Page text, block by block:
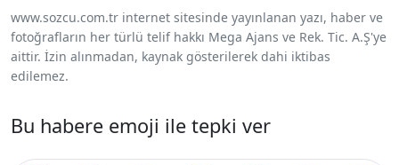
www.sozcu.com.tr internet sitesinde yayınlanan yazı, haber ve
fotoğrafların her türlü telif hakkı Mega Ajans ve Rek. Tic. A.Ş'ye
aittir. İzin alınmadan, kaynak gösterilerek dahi iktibas
edilemez.
Bu habere emoji ile tepki ver